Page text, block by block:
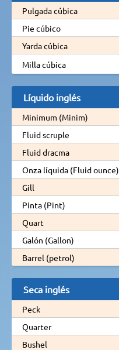
Pulgada cúbica
Pie cúbico
Yarda cúbica
Milla cúbica
Líquido inglés
Minimum (Minim)
Fluid scruple
Fluid dracma
Onza líquida (Fluid ounce)
Gill
Pinta (Pint)
Quart
Galón (Gallon)
Barrel (petrol)
Seca inglés
Peck
Quarter
Bushel